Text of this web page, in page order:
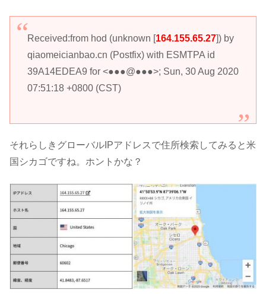
Received:from hod (unknown [164.155.65.27]) by
qiaomeicianbao.cn (Postfix) with ESMTPA id
39A14EDEA9 for <●●●@●●●>; Sun, 30 Aug 2020
07:51:18 +0800 (CST)
それらしきグローバルIPアドレスで住所検索してみると米
国シカゴですね。ホントかな？